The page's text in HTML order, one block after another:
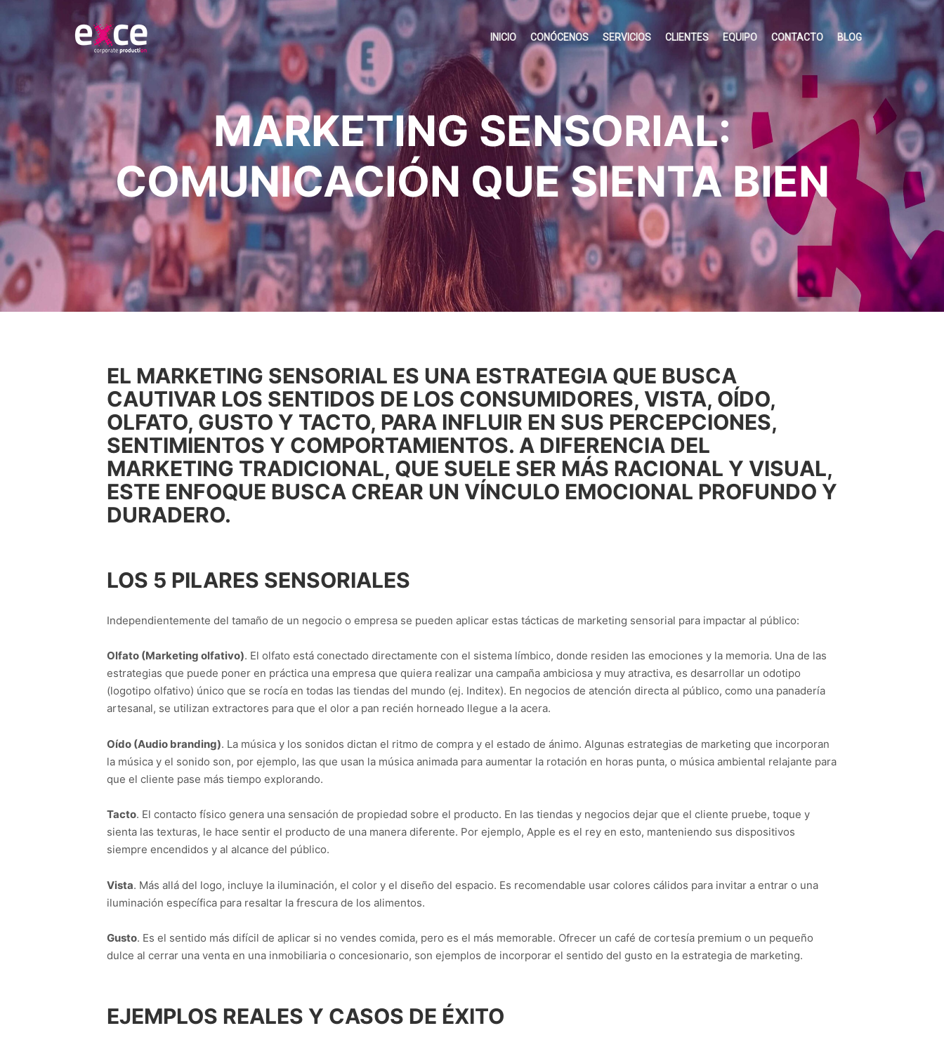
INICIO CONÓCENOS SERVICIOS CLIENTES EQUIPO CONTACTO BLOG
MARKETING SENSORIAL:
COMUNICACIÓN QUE SIENTA BIEN
EL MARKETING SENSORIAL ES UNA ESTRATEGIA QUE BUSCA
CAUTIVAR LOS SENTIDOS DE LOS CONSUMIDORES, VISTA, OÍDO,
OLFATO, GUSTO Y TACTO, PARA INFLUIR EN SUS PERCEPCIONES,
SENTIMIENTOS Y COMPORTAMIENTOS. A DIFERENCIA DEL
MARKETING TRADICIONAL, QUE SUELE SER MÁS RACIONAL Y VISUAL,
ESTE ENFOQUE BUSCA CREAR UN VÍNCULO EMOCIONAL PROFUNDO Y
DURADERO.
LOS 5 PILARES SENSORIALES
Independientemente del tamaño de un negocio o empresa se pueden aplicar estas tácticas de marketing sensorial para impactar al público:
Olfato (Marketing olfativo). El olfato está conectado directamente con el sistema límbico, donde residen las emociones y la memoria. Una de las
estrategias que puede poner en práctica una empresa que quiera realizar una campaña ambiciosa y muy atractiva, es desarrollar un odotipo
(logotipo olfativo) único que se rocía en todas las tiendas del mundo (ej. Inditex). En negocios de atención directa al público, como una panadería
artesanal, se utilizan extractores para que el olor a pan recién horneado llegue a la acera.
Oído (Audio branding). La música y los sonidos dictan el ritmo de compra y el estado de ánimo. Algunas estrategias de marketing que incorporan
la música y el sonido son, por ejemplo, las que usan la música animada para aumentar la rotación en horas punta, o música ambiental relajante para
que el cliente pase más tiempo explorando.
Tacto. El contacto físico genera una sensación de propiedad sobre el producto. En las tiendas y negocios dejar que el cliente pruebe, toque y
sienta las texturas, le hace sentir el producto de una manera diferente. Por ejemplo, Apple es el rey en esto, manteniendo sus dispositivos
siempre encendidos y al alcance del público.
Vista. Más allá del logo, incluye la iluminación, el color y el diseño del espacio. Es recomendable usar colores cálidos para invitar a entrar o una
iluminación específica para resaltar la frescura de los alimentos.
Gusto. Es el sentido más difícil de aplicar si no vendes comida, pero es el más memorable. Ofrecer un café de cortesía premium o un pequeño
dulce al cerrar una venta en una inmobiliaria o concesionario, son ejemplos de incorporar el sentido del gusto en la estrategia de marketing.
EJEMPLOS REALES Y CASOS DE ÉXITO